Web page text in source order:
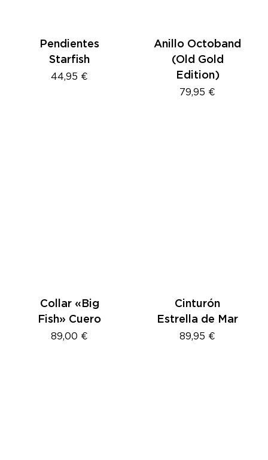
Pendientes
Starfish
44,95 €
Anillo Octoband
(Old Gold
Edition)
79,95 €
Collar «Big
Fish» Cuero
89,00 €
Cinturón
Estrella de Mar
89,95 €